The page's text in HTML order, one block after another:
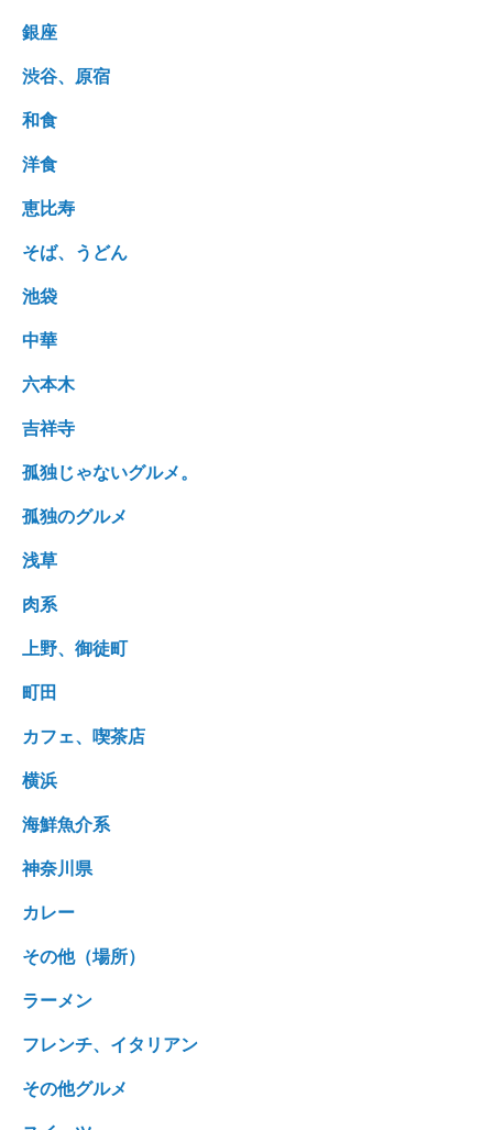
銀座
渋谷、原宿
和食
洋食
恵比寿
そば、うどん
池袋
中華
六本木
吉祥寺
孤独じゃないグルメ。
孤独のグルメ
浅草
肉系
上野、御徒町
町田
カフェ、喫茶店
横浜
海鮮魚介系
神奈川県
カレー
その他（場所）
ラーメン
フレンチ、イタリアン
その他グルメ